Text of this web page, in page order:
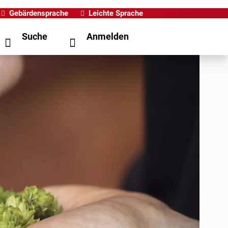
Gebärdensprache Leichte Sprache
Suche Anmelden